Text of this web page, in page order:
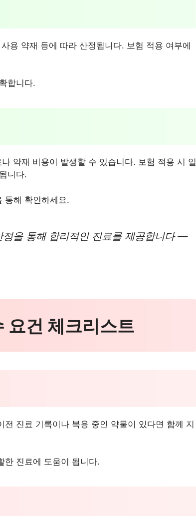
용 약재 등에 따라 산정됩니다. 보험 적용 여부에
합니다.
약재 비용이 발생할 수 있습니다. 보험 적용 시 일
니다.
통해 확인하세요.
을 통해 합리적인 진료를 제공합니다 —
건 체크리스트
진료 기록이나 복용 중인 약물이 있다면 함께 지
한 진료에 도움이 됩니다.